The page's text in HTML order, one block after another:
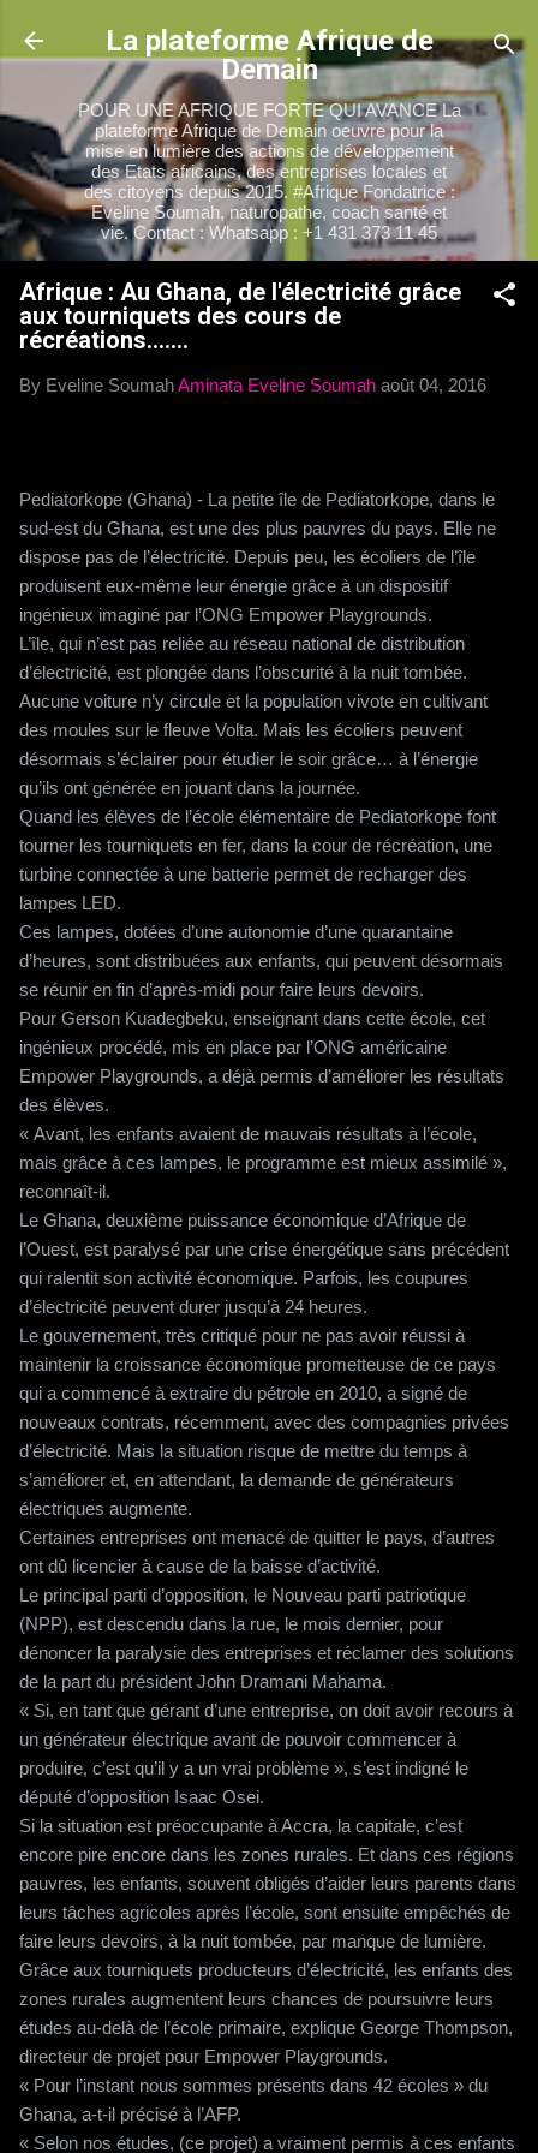
Accéder au contenu principal
La plateforme Afrique de
Demain
POUR UNE AFRIQUE FORTE QUI AVANCE La
plateforme Afrique de Demain oeuvre pour la
mise en lumière des actions de développement
des Etats africains, des entreprises locales et
des citoyens depuis 2015. #Afrique Fondatrice :
Eveline Soumah, naturopathe, coach santé et
vie. Contact : Whatsapp : +1 431 373 11 45
Afrique : Au Ghana, de l'électricité grâce
aux tourniquets des cours de
récréations.......
By Eveline SoumahAminata Eveline Soumah août 04, 2016
Pediatorkope (Ghana) - La petite île de Pediatorkope, dans le
sud-est du Ghana, est une des plus pauvres du pays. Elle ne
dispose pas de l’électricité. Depuis peu, les écoliers de l’île
produisent eux-même leur énergie grâce à un dispositif
ingénieux imaginé par l’ONG Empower Playgrounds.
L’île, qui n’est pas reliée au réseau national de distribution
d’électricité, est plongée dans l’obscurité à la nuit tombée.
Aucune voiture n’y circule et la population vivote en cultivant
des moules sur le fleuve Volta. Mais les écoliers peuvent
désormais s’éclairer pour étudier le soir grâce… à l’énergie
qu’ils ont générée en jouant dans la journée.
Quand les élèves de l’école élémentaire de Pediatorkope font
tourner les tourniquets en fer, dans la cour de récréation, une
turbine connectée à une batterie permet de recharger des
lampes LED.
Ces lampes, dotées d’une autonomie d’une quarantaine
d’heures, sont distribuées aux enfants, qui peuvent désormais
se réunir en fin d’après-midi pour faire leurs devoirs.
Pour Gerson Kuadegbeku, enseignant dans cette école, cet
ingénieux procédé, mis en place par l’ONG américaine
Empower Playgrounds, a déjà permis d’améliorer les résultats
des élèves.
« Avant, les enfants avaient de mauvais résultats à l’école,
mais grâce à ces lampes, le programme est mieux assimilé »,
reconnaît-il.
Le Ghana, deuxième puissance économique d’Afrique de
l’Ouest, est paralysé par une crise énergétique sans précédent
qui ralentit son activité économique. Parfois, les coupures
d’électricité peuvent durer jusqu’à 24 heures.
Le gouvernement, très critiqué pour ne pas avoir réussi à
maintenir la croissance économique prometteuse de ce pays
qui a commencé à extraire du pétrole en 2010, a signé de
nouveaux contrats, récemment, avec des compagnies privées
d’électricité. Mais la situation risque de mettre du temps à
s’améliorer et, en attendant, la demande de générateurs
électriques augmente.
Certaines entreprises ont menacé de quitter le pays, d’autres
ont dû licencier à cause de la baisse d’activité.
Le principal parti d’opposition, le Nouveau parti patriotique
(NPP), est descendu dans la rue, le mois dernier, pour
dénoncer la paralysie des entreprises et réclamer des solutions
de la part du président John Dramani Mahama.
« Si, en tant que gérant d’une entreprise, on doit avoir recours à
un générateur électrique avant de pouvoir commencer à
produire, c’est qu’il y a un vrai problème », s’est indigné le
député d’opposition Isaac Osei.
Si la situation est préoccupante à Accra, la capitale, c’est
encore pire encore dans les zones rurales. Et dans ces régions
pauvres, les enfants, souvent obligés d’aider leurs parents dans
leurs tâches agricoles après l’école, sont ensuite empêchés de
faire leurs devoirs, à la nuit tombée, par manque de lumière.
Grâce aux tourniquets producteurs d’électricité, les enfants des
zones rurales augmentent leurs chances de poursuivre leurs
études au-delà de l’école primaire, explique George Thompson,
directeur de projet pour Empower Playgrounds.
« Pour l’instant nous sommes présents dans 42 écoles » du
Ghana, a-t-il précisé à l’AFP.
« Selon nos études, (ce projet) a vraiment permis à ces enfants